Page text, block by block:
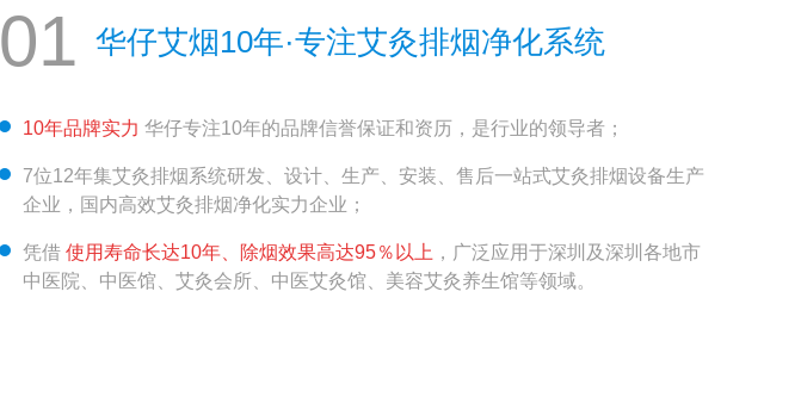
01 华仔艾烟10年·专注艾灸排烟净化系统
10年品牌实力 华仔专注10年的品牌信誉保证和资历，是行业的领导者；
7位12年集艾灸排烟系统研发、设计、生产、安装、售后一站式艾灸排烟设备生产
企业，国内高效艾灸排烟净化实力企业；
凭借 使用寿命长达10年、除烟效果高达95％以上 ，广泛应用于深圳及深圳各地市
中医院、中医馆、艾灸会所、中医艾灸馆、美容艾灸养生馆等领域。